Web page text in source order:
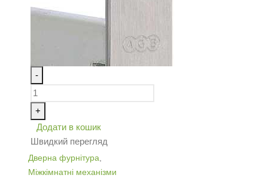
-
+
Додати в кошик
Швидкий перегляд
Дверна фурнітура,
Міжкімнатні механізми